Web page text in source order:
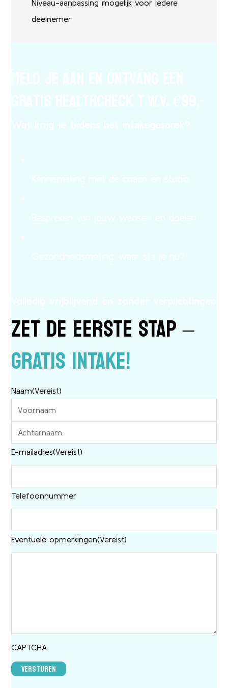
Niveau-aanpassing mogelijk voor iedere
deelnemer
ZET DE EERSTE STAP –
GRATIS INTAKE!
Naam(Vereist)
E-mailadres(Vereist)
Telefoonnummer
Eventuele opmerkingen(Vereist)
CAPTCHA